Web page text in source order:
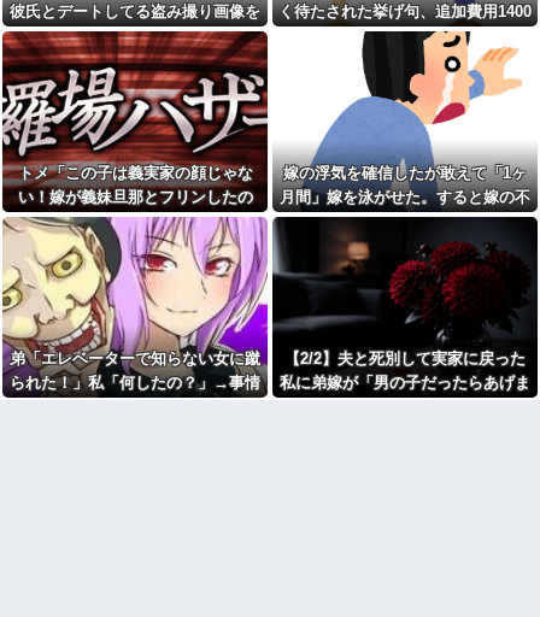
生理の予定が８月６日なんだ
けど７月２９日にドバッと鮮血
でたから生理かな？って思った
のよね
まとめ見てたら、ＮＨＫ払っ
てない人がフルボッコだった。
それを見て...
トメ「あなたは子ども1人だか
ら楽よね」義弟嫁「私さんとは
違うから」→何度も比べられ続
け、ついに我慢の限界を迎え
て…
俺「鍵が開かない…窓から入
るか」女性「キャー！」俺「え
っ、なんでいるの？」→予想外
すぎる出来事が…
従妹が現行犯逮捕された。従
妹はYouTubeの企画をマネをし
て「別れさせごっこ」をしてお
り...
姉「下着に違和感がある！イ
【画像】令和最新版の宇垣美
里さん←こう言うのでいいんだ
よが目一杯詰まってると話題にw
w w w w w w w w他
100均のレジで「白ありません
か？」と質問し、列をストップ
させてニヤニヤする迷惑サラリ
ーマン！並んでいる客の苛立ち
を楽しむ底意地の悪さに激怒
私のやる事や好きな事だけ何
でもかんでも否定してくる同
僚。誰に対してもそんな感じの
人なのかもと気にしないように
していたんだけど、私にだけ否
定的みたいで…。
息子嫁の歓迎もかねて奮発し
て特上寿司を注文→私達のお寿
司と、息子嫁のお寿司の箱の中
身が明らかに違う。息子「嫁い
びりか！ふざけるな！」私（確
かに特上4人前頼んだのに何
故？）
彼氏とデートしてる盗み撮り画像を
見せて「あとはわかるよね？とりあ
えず5万を家に持ってきて」と脅し
てきた
く待たされた挙げ句、追加費用1400
万請求された。流石におかしいよ
トメ「この子は義実家の顔じゃな
い！嫁が義妹旦那とフリンしたの
よ！」私「DNA鑑定します？」義妹
旦那「もちろんです」→結果…
嫁の浮気を確信したが敢えて「1ヶ
月間」嫁を泳がせた。すると嫁の不
倫がトンデモないことに...
弟「エレベーターで知らない女に蹴
られた！」私「何したの？」→事情
【2/2】夫と死別して実家に戻った
私に弟嫁が「男の子だったらあげま